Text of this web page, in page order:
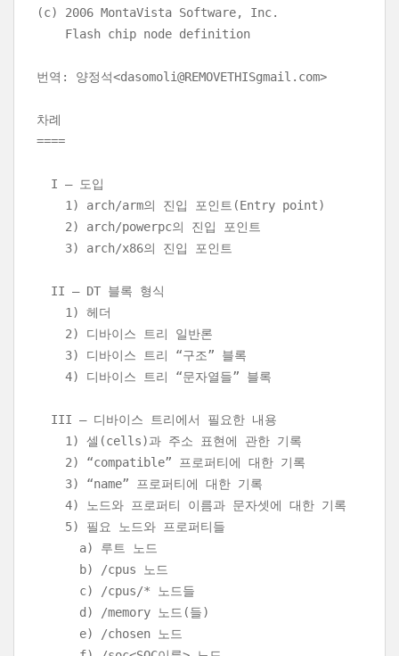
(c) 2006 MontaVista Software, Inc.
Flash chip node definition
번역: 양정석<dasomoli@REMOVETHISgmail.com>
차례
====
I – 도입
1) arch/arm의 진입 포인트(Entry point)
2) arch/powerpc의 진입 포인트
3) arch/x86의 진입 포인트
II – DT 블록 형식
1) 헤더
2) 디바이스 트리 일반론
3) 디바이스 트리 “구조” 블록
4) 디바이스 트리 “문자열들” 블록
III – 디바이스 트리에서 필요한 내용
1) 셀(cells)과 주소 표현에 관한 기록
2) “compatible” 프로퍼티에 대한 기록
3) “name” 프로퍼티에 대한 기록
4) 노드와 프로퍼티 이름과 문자셋에 대한 기록
5) 필요 노드와 프로퍼티들
a) 루트 노드
b) /cpus 노드
c) /cpus/* 노드들
d) /memory 노드(들)
e) /chosen 노드